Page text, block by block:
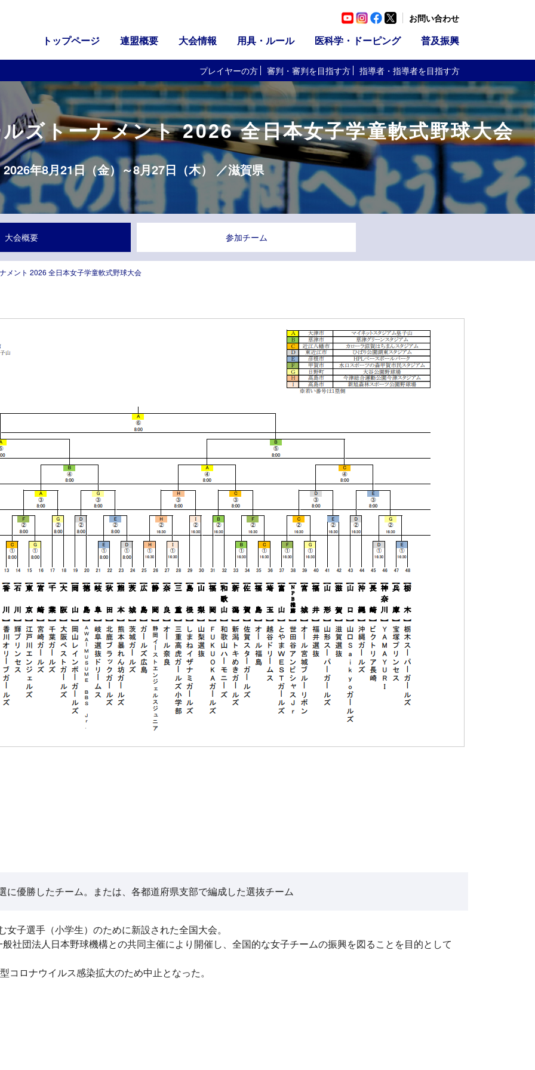
トップページ 連盟概要 大会情報 用具・ルール 医科学・ドーピング 普及振興
お問い合わせ
プレイヤーの方 審判・審判を目指す方 指導者・指導者を目指す方
ズトーナメント 2026 全日本女子学童軟式野球大会
2026年8月21日（金）～8月27日（木） ／滋賀県
大会概要 参加チーム
メント 2026 全日本女子学童軟式野球大会
に優勝したチーム。または、各都道府県支部で編成した選抜チーム
女子選手（小学生）のために新設された全国大会。
社団法人日本野球機構との共同主催により開催し、全国的な女子チームの振興を図ることを目的として
コロナウイルス感染拡大のため中止となった。